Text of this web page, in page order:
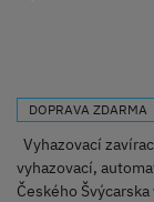
DOPRAVA ZDARMA
Vyhazovací
vyhazovací,
Českého